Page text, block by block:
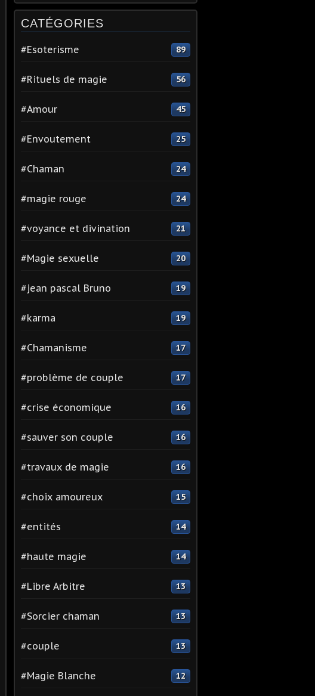
CATÉGORIES
#Esoterisme 89
#Rituels de magie 56
#Amour 45
#Envoutement 25
#Chaman 24
#magie rouge 24
#voyance et divination 21
#Magie sexuelle 20
#jean pascal Bruno 19
#karma 19
#Chamanisme 17
#problème de couple 17
#crise économique 16
#sauver son couple 16
#travaux de magie 16
#choix amoureux 15
#entités 14
#haute magie 14
#Libre Arbitre 13
#Sorcier chaman 13
#couple 13
#Magie Blanche 12